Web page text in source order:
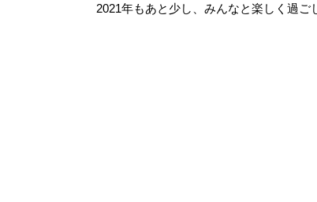
2021年もあと少し、みんなと楽しく過ご